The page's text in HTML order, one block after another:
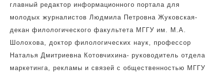
главный редактор информационного портала для
молодых журналистов Людмила Петровна Жуковская-
декан филологического факультета МГГУ им. М.А.
Шолохова, доктор филологических наук, профессор
Наталья Дмитриевна Котовчихина- руководитель отдела
маркетинга, рекламы и связей с общественностью МГГУ